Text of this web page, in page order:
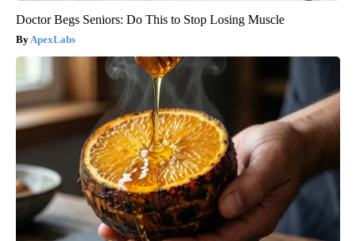
Doctor Begs Seniors: Do This to Stop Losing Muscle
ApexLabs